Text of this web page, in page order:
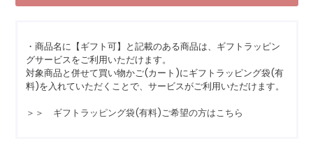
・商品名に【ギフト可】と記載のある商品は、ギフトラッピン
グサービスをご利用いただけます。
対象商品と併せて買い物かご(カート)にギフトラッピング袋(有
料)を入れていただくことで、サービスがご利用いただけます。
＞＞ ギフトラッピング袋(有料)ご希望の方はこちら